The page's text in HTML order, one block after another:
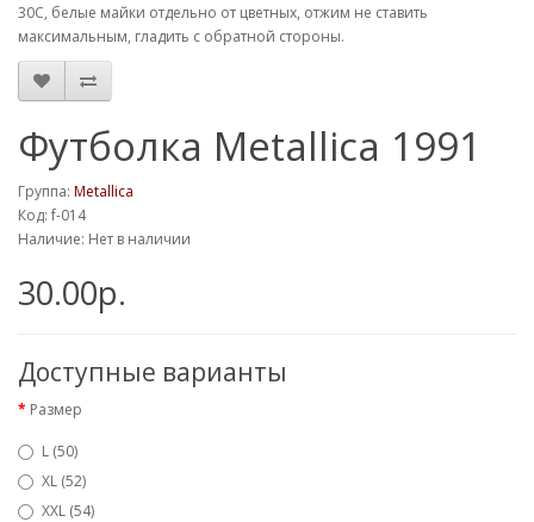
30С, белые майки отдельно от цветных, отжим не ставить
максимальным, гладить с обратной стороны.
Футболка Metallica 1991
Группа: Metallica
Код: f-014
Наличие: Нет в наличии
30.00р.
Доступные варианты
Размер
L (50)
XL (52)
XXL (54)